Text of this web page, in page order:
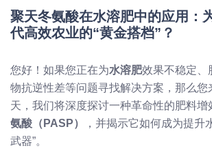
聚天冬氨酸在水溶肥中的应用：
代高效农业的“黄金搭档”？
您好！如果您正在为水溶肥效果不稳定、
物抗逆性差等问题寻找解决方案，那么您
天，我们将深度探讨一种革命性的肥料
氨酸（PASP）
，并揭示它如何成为提升
武器”。